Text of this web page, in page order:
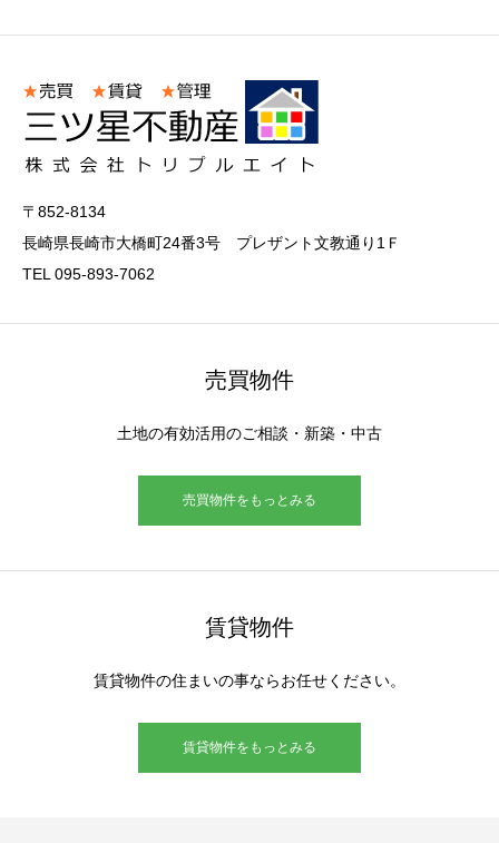
〒852-8134
長崎県長崎市大橋町24番3号 プレザント文教通り1Ｆ
TEL 095-893-7062
売買物件
土地の有効活用のご相談・新築・中古
売買物件をもっとみる
賃貸物件
賃貸物件の住まいの事ならお任せください。
賃貸物件をもっとみる